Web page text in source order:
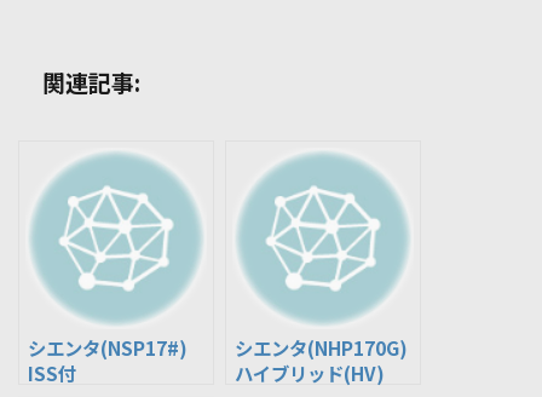
関連記事:
シエンタ(NSP17#)
ISS付
シエンタ(NHP170G)
ハイブリッド(HV)